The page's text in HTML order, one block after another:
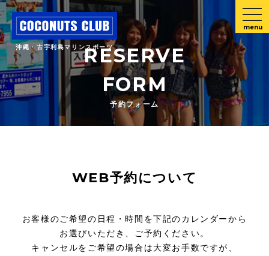
沖縄・古宇利島マリンスポーツ
menu
RESERVE
FORM
予約フォーム
WEB予約について
お客様のご希望の日程・時間を下記のカレンダーから
お選びいただき、ご予約ください。
キャンセルをご希望の場合は大変お手数ですが、